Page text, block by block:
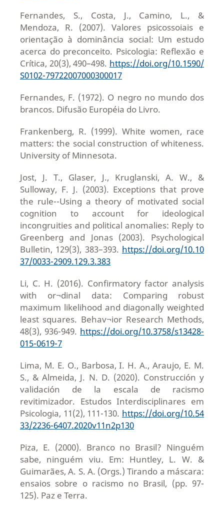
Fernandes, S., Costa, J., Camino, L., &
Mendoza, R. (2007). Valores psicossoiais e
orientação à dominância social: Um estudo
acerca do preconceito. Psicologia: Reflexão e
Crítica, 20(3), 490–498. https://doi.org/10.1590/
S0102-79722007000300017
Fernandes, F. (1972). O negro no mundo dos
brancos. Difusão Européia do Livro.
Frankenberg, R. (1999). White women, race
matters: the social construction of whiteness.
University of Minnesota.
Jost, J. T., Glaser, J., Kruglanski, A. W., &
Sulloway, F. J. (2003). Exceptions that prove
the rule--Using a theory of motivated social
cognition to account for ideological
incongruities and political anomalies: Reply to
Greenberg and Jonas (2003). Psychological
Bulletin, 129(3), 383–393. https://doi.org/10.10
37/0033-2909.129.3.383
Li, C. H. (2016). Confirmatory factor analysis
with or¬dinal data: Comparing robust
maximum likelihood and diagonally weighted
least squares. Behav¬ior Research Methods,
48(3), 936-949. https://doi.org/10.3758/s13428-
015-0619-7
Lima, M. E. O., Barbosa, I. H. A., Araujo, E. M.
S., & Almeida, J. N. D. (2020). Construcción y
validación de la escala de racismo
revitimizador. Estudos Interdisciplinares em
Psicologia, 11(2), 111-130. https://doi.org/10.54
33/2236-6407.2020v11n2p130
Piza, E. (2000). Branco no Brasil? Ninguém
sabe, ninguém viu. Em: Huntley, L. W. &
Guimarães, A. S. A. (Orgs.) Tirando a máscara:
ensaios sobre o racismo no Brasil, (pp. 97-
125). Paz e Terra.